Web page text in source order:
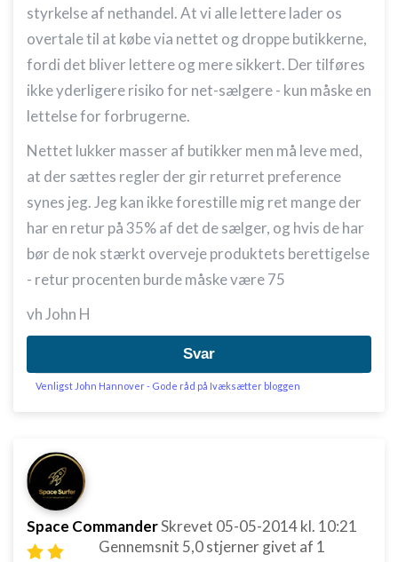
styrkelse af nethandel. At vi alle lettere lader os
overtale til at købe via nettet og droppe butikkerne,
fordi det bliver lettere og mere sikkert. Der tilføres
ikke yderligere risiko for net-sælgere - kun måske en
lettelse for forbrugerne.
Nettet lukker masser af butikker men må leve med,
at der sættes regler der gir returret preference
synes jeg. Jeg kan ikke forestille mig ret mange der
har en retur på 35% af det de sælger, og hvis de har
bør de nok stærkt overveje produktets berettigelse
- retur procenten burde måske være 75
vh John H
Svar
Venligst John Hannover - Gode råd på Ivæksætter bloggen
Space CommanderSkrevet 05-05-2014kl. 10:21
Gennemsnit 5,0stjerner givet af 1